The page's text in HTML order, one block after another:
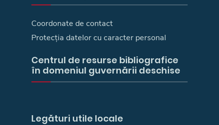
Coordonate de contact
Protecția datelor cu caracter personal
Centrul de resurse bibliografice
în domeniul guvernării deschise
Legături utile locale